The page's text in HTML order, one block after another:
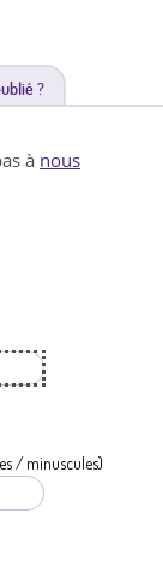
?
à nous
/ minuscules)